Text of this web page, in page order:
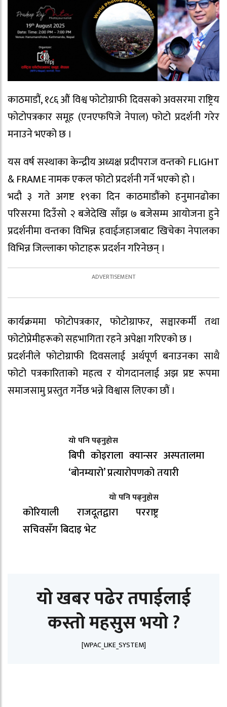
काठमाडौं, १८६ औं विश्व फोटोग्राफी दिवसको अवसरमा राष्ट्रिय
फोटोपत्रकार समूह (एनएफपिजे नेपाल) फोटो प्रदर्शनी गरेर
मनाउने भएको छ ।
यस वर्ष सस्थाका केन्द्रीय अध्यक्ष प्रदीपराज वन्तको FLIGHT
& FRAME नामक एकल फोटो प्रदर्शनी गर्ने भएको हो ।
भदौ ३ गते अगष्ट १९का दिन काठमाडौंको हनुमानढोका
परिसरमा दिउँसो २ बजेदेखि साँझ ७ बजेसम्म आयोजना हुने
प्रदर्शनीमा वन्तका विभिन्न हवाईजहाजबाट खिचेका नेपालका
विभिन्न जिल्लाका फोटाहरू प्रदर्शन गरिनेछन् ।
कार्यक्रममा फोटोपत्रकार, फोटोग्राफर, सञ्चारकर्मी तथा
फोटोप्रेमीहरूको सहभागिता रहने अपेक्षा गरिएको छ ।
प्रदर्शनीले फोटोग्राफी दिवसलाई अर्थपूर्ण बनाउनका साथै
फोटो पत्रकारिताको महत्व र योगदानलाई अझ प्रष्ट रूपमा
समाजसामु प्रस्तुत गर्नेछ भन्ने विश्वास लिएका छौं ।
यो पनि पढ्नुहोस
बिपी कोइराला क्यान्सर अस्पतालमा
‘बोनम्यारो’ प्रत्यारोपणको तयारी
यो पनि पढ्नुहोस
कोरियाली राजदूतद्वारा परराष्ट्र
सचिवसँग बिदाइ भेट
यो खबर पढेर तपाईलाई
कस्तो महसुस भयो ?
[WPAC_LIKE_SYSTEM]